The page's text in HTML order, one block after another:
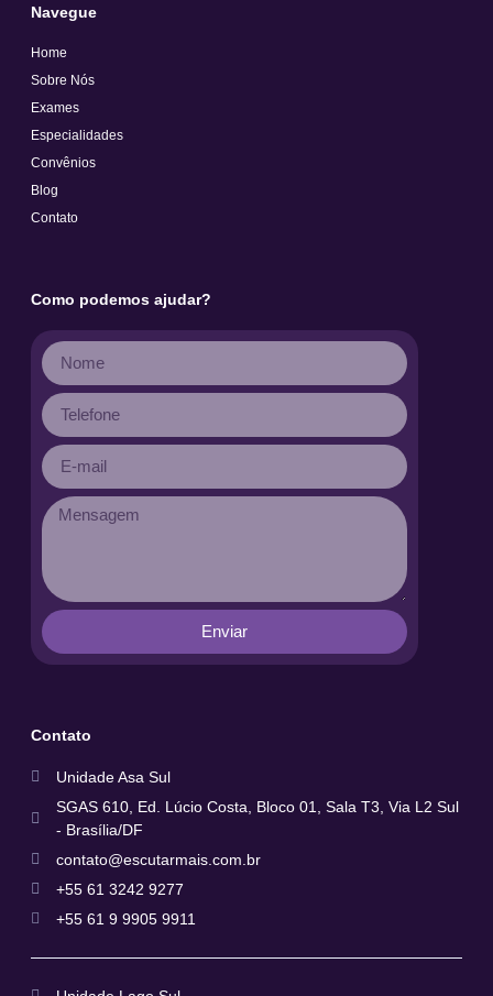
Navegue
Home
Sobre Nós
Exames
Especialidades
Convênios
Blog
Contato
Como podemos ajudar?
Enviar
Contato
Unidade Asa Sul
SGAS 610, Ed. Lúcio Costa, Bloco 01, Sala T3, Via L2 Sul
- Brasília/DF
contato@escutarmais.com.br
+55 61 3242 9277
+55 61 9 9905 9911